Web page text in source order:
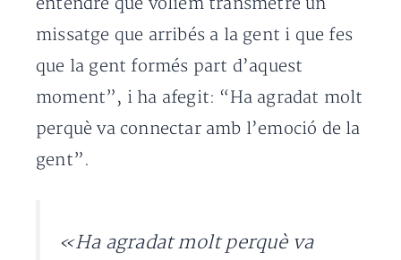
missatge que arribés a la gent i que fes
que la gent formés part d’aquest
moment”, i ha afegit: “Ha agradat molt
perquè va connectar amb l’emoció de la
gent”.
«Ha agradat molt perquè va